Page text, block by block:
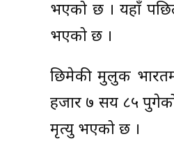
भएको छ । यहाँ
भएको छ ।
छिमेकी मुलुक
हजार ७ सय ८५
मृत्यु भएको छ ।